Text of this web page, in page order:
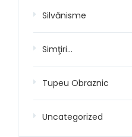
Silvănisme
Simţiri…
Tupeu Obraznic
Uncategorized